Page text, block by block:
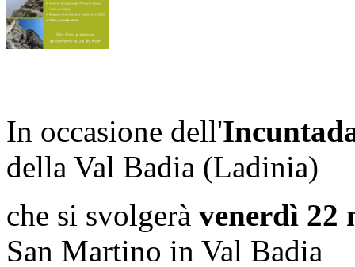
In occasione dell'
della Val Badia (Ladinia)
che si svolgerà venerdì 22
San Martino in Val Badia